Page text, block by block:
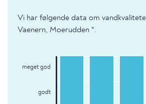
Vi har følgende data om
Vaenern, Moerudden *.
meget god
godt